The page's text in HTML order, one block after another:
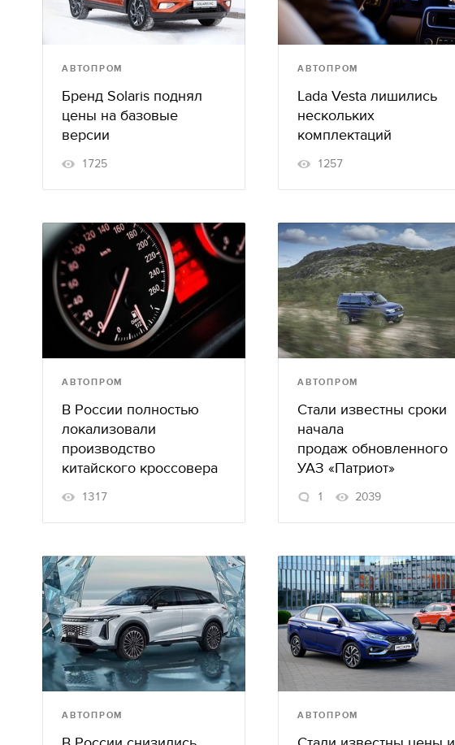
АВТОПРОМ
Бренд Solaris поднял
цены на базовые
версии
1725
АВТОПРОМ
Lada Vesta лишились
нескольких
комплектаций
1257
АВТОПРОМ
В России полностью
локализовали
производство
китайского кроссовера
1317
АВТОПРОМ
Стали известны сроки
начала
продаж обновленного
УАЗ «Патриот»
1 2039
АВТОПРОМ АВТОПРОМ